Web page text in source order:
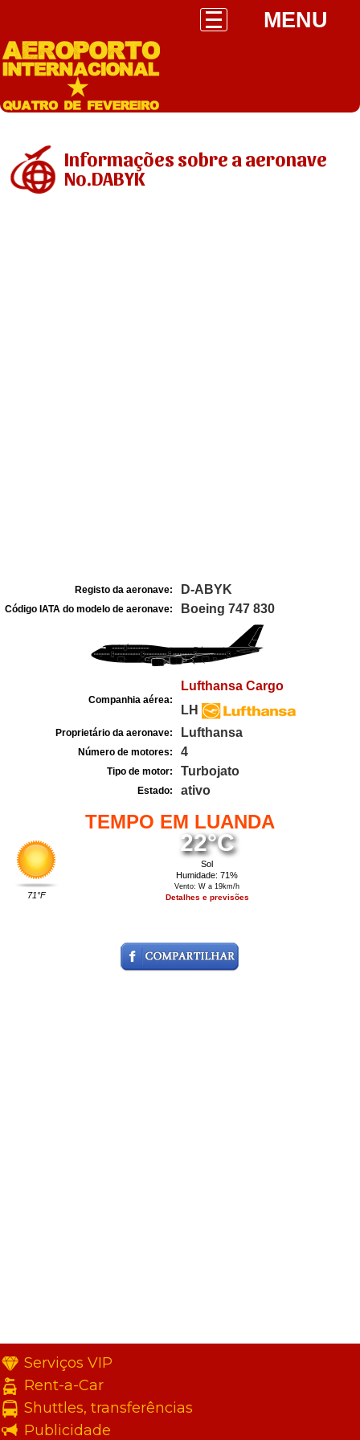
MENU
Informações sobre a aeronave
No.DABYK
Registo da aeronave: D-ABYK
Código IATA do modelo de aeronave: Boeing 747 830
Companhia aérea:
Lufthansa Cargo
LH
Proprietário da aeronave: Lufthansa
Número de motores: 4
Tipo de motor: Turbojato
Estado: ativo
TEMPO EM LUANDA
71°F
22°C
Sol
Humidade: 71%
Vento: W a 19km/h
Detalhes e previsões
Serviços VIP
Rent-a-Car
Shuttles, transferências
Publicidade